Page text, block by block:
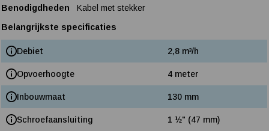
Benodigdheden
Kabel met stekker
Belangrijkste specificaties
Debiet 2,8 m³/h
Opvoerhoogte 4 meter
Inbouwmaat 130 mm
Schroefaansluiting 1 ½" (47 mm)